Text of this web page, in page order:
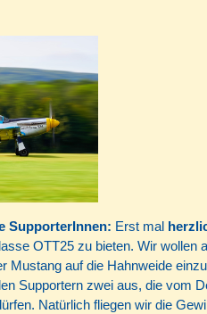
SupporterInnen: Erst mal
OTT25 zu bieten. Wir
Mustang auf die Hahnweide
Supportern zwei aus, die vom
Natürlich fliegen wir die